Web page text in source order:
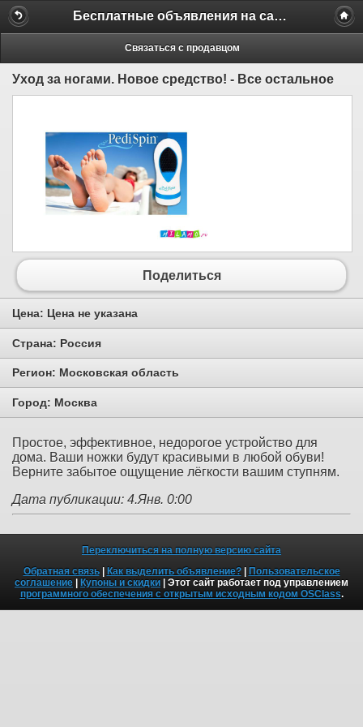
Бесплатные объявления на сайте MILAMO.ru
Связаться с продавцом
Уход за ногами. Новое средство! - Все остальное
Поделиться
Цена: Цена не указана
Страна: Россия
Регион: Московская область
Город: Москва
Простое, эффективное, недорогое устройство для
дома. Ваши ножки будут красивыми в любой обуви!
Верните забытое ощущение лёгкости вашим ступням.
Дата публикации: 4.Янв. 0:00
Переключиться на полную версию сайта
Обратная связь| Как выделить объявление?| Пользовательское
соглашение | Купоны и скидки | Этот сайт работает под управлением
программного обеспечения с открытым исходным кодом OSClass.